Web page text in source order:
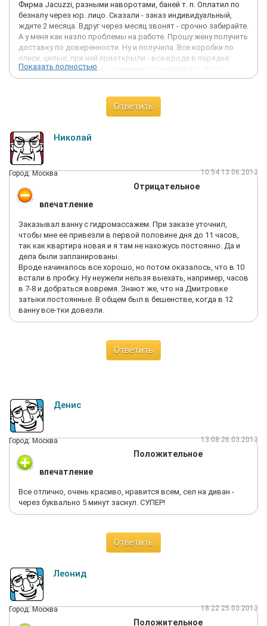
Фирма Jacuzzi, разными наворотами, баней т. п. Оплатил по
безналу через юр. лицо. Сказали - заказ индивидуальный,
ждите 2 месяца. Вдруг через месяц звонят - срочно забирайте.
А у меня как назло проблемы на работе. Прошу жену получить
доставку по доверенности. Ну и получила. Все коробки по
описи, целые, при ней приоткрыли - все вроде в порядке.
Через 2 часа приезжаю, начинаем устанавливать, и тут
выясняется, что поддон расколот - сверху-то пластик цел, а с
расколота и аккуратно запенена, и даже подкрашена
примерно в цвет основного пенопласта. Но основной
Еду тут же в ТД7, со мной разговаривать не хотят - тудыть-
растудыть, пишите рекламацию. Через неделю-две получаю
ответ - в получении расписались, идите куда подальше, не
мешайте работать. Обратился в общество по защите прав
потребителей, там такой же ответ - получали на юр. лицо, это
не наш случай, мы работаем только с физ. лицами, не
мешайте работать. Идти в суд, больше потеряешь, а
результат непредсказуем. Что дальше, не знаю. Остается
Показать полностью
Ответить
Николай
Город: Москва 10:54 13.06.2013
Отрицательное
впечатление
Заказывал ванну с гидромассажем. При заказе уточнил,
чтобы мне ее привезли в первой половине дня до 11 часов,
так как квартира новая и я там не нахожусь постоянно. Да и
дела были запланированы.
Вроде начиналось все хорошо, но потом оказалось, что в 10
встали в пробку. Ну неужели нельзя выехать, например, часов
в 7-8 и добраться вовремя. Знают же, что на Дмитровке
затыки постоянные. В общем был в бешенстве, когда в 12
ванну все-тки довезли.
Ответить
Денис
Город: Москва 13:08 26.03.2013
Положительное
впечатление
Все отлично, очень красиво, нравится всем, сел на диван -
через буквально 5 минут заснул. СУПЕР!
Ответить
Леонид
Город: Москва 18:22 25.03.2013
Положительное